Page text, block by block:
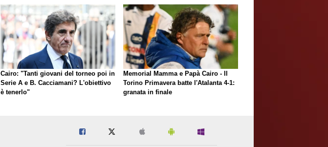
Cairo: "Tanti giovani del torneo poi in
Serie A e B. Cacciamani? L'obiettivo
è tenerlo"
Memorial Mamma e Papà Cairo - Il
Torino Primavera batte l'Atalanta 4-1:
granata in finale